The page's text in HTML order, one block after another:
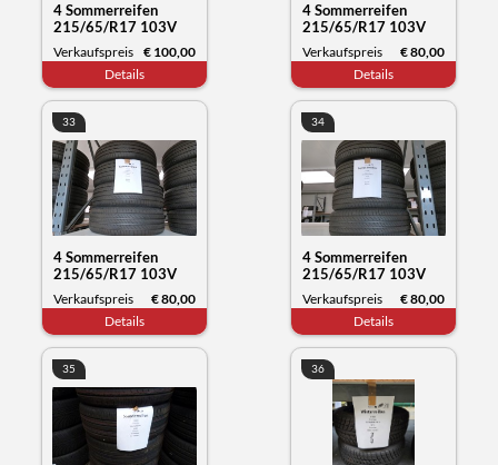
4 Sommerreifen
215/65/R17 103V
XL, Michelin Primacy,
Datum 11/23
Verkaufspreis € 100,00
Details
4 Sommerreifen
215/65/R17 103V
XL, Michelin Primacy,
Datum 12/23
Verkaufspreis
€ 80,00
Details
33
4 Sommerreifen
215/65/R17 103V
XL, Michelin Primacy,
Datum 12/23
Verkaufspreis
€ 80,00
Details
34
4 Sommerreifen
215/65/R17 103V
XL, Michelin Primacy,
Datum 22/23
Verkaufspreis
€ 80,00
Details
35 36